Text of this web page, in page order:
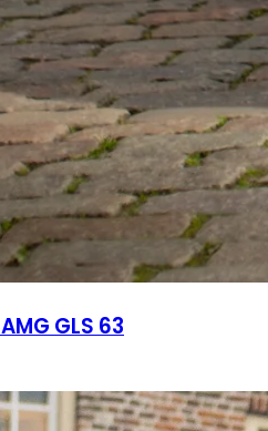
AMG GLS 63